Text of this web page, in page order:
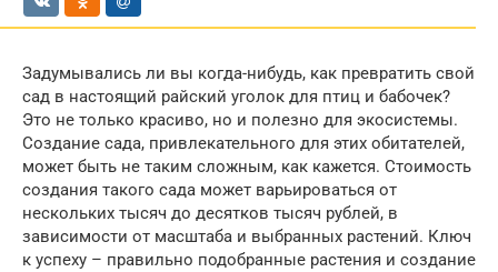
Задумывались ли вы когда-нибудь, как превратить свой
сад в настоящий райский уголок для птиц и бабочек?
Это не только красиво, но и полезно для экосистемы.
Создание сада, привлекательного для этих обитателей,
может быть не таким сложным, как кажется. Стоимость
создания такого сада может варьироваться от
нескольких тысяч до десятков тысяч рублей, в
зависимости от масштаба и выбранных растений. Ключ
к успеху – правильно подобранные растения и создание